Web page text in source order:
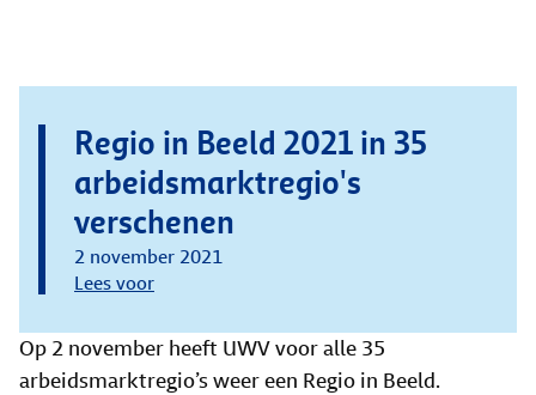
Regio in Beeld 2021 in 35
arbeidsmarktregio's
verschenen
2 november 2021
Lees voor
Op 2 november heeft UWV voor alle 35
arbeidsmarktregio’s weer een Regio in Beeld.